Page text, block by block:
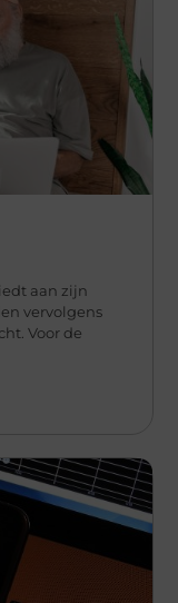
aan zijn
vervolgens
Voor de